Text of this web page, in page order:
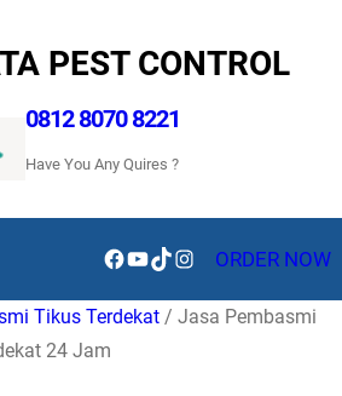
PEST CONTROL
0812 8070 8221
Have You Any Quires ?
Facebook
YouTube
TikTokInstagramORDER NOW
Tikus Terdekat / Jasa Pembasmi
24 Jam